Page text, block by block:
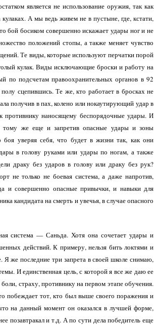
является не использование оружия, так как
А мы ведь живем не в пустыне, где, кстати,
бой босиком совершенно искажает удары ног и не
положений стопы, а также меняет чувство
Те виды, которые используют перчатки порой
кулак. Виды исключающие броски и работу на
по подсчетам правоохранительных органов в 92
сцепившись. Те же, кто работает в бросках не
получив в пах, колено или нокаутирующий удар в
противнику наносящему беспорядочные удары. И
тому же еще и запретив опасные удары и зоны
уверяя себя, что будет в жизни так, как они
в голову руками или удары по ногам, а также
драку без ударов в голову или драку без рук?
не только не боевая система, а даже напротив,
и совершенно опасные привычки, и навыки для
кандидата на смерть и увечья, в случае опасного
система — Саньда. Хотя она сочетает удары и
действий. К примеру, нельзя бить локтями и
же последние три запрета в своей школе снимаю,
И единственная цель, с которой я все же даю ее
страху, противнику на первом этапе обучения.
побеждает тот, кто был выше своего поражения и
на данный момент он оказался в лучшей форме,
позавтракал и т.д. А по сути дела победитель еще